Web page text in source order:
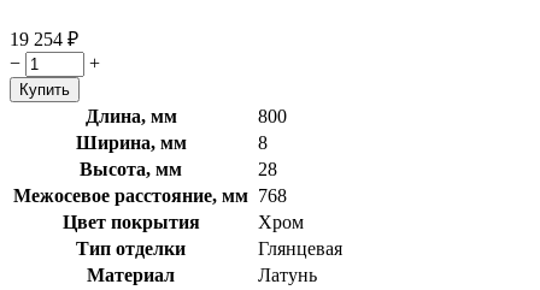
19 254 ₽
−
+
Длина, мм
800
Ширина, мм
8
Высота, мм
28
Межосевое расстояние, мм 768
Цвет покрытия
Хром
Тип отделки
Глянцевая
Материал
Латунь